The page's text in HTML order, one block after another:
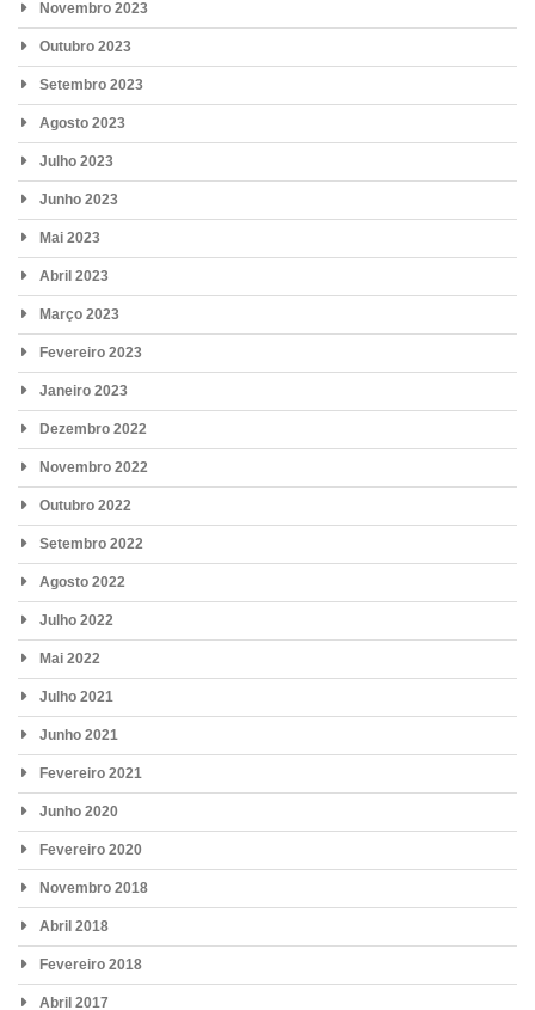
Novembro 2023
Outubro 2023
Setembro 2023
Agosto 2023
Julho 2023
Junho 2023
Mai 2023
Abril 2023
Março 2023
Fevereiro 2023
Janeiro 2023
Dezembro 2022
Novembro 2022
Outubro 2022
Setembro 2022
Agosto 2022
Julho 2022
Mai 2022
Julho 2021
Junho 2021
Fevereiro 2021
Junho 2020
Fevereiro 2020
Novembro 2018
Abril 2018
Fevereiro 2018
Abril 2017